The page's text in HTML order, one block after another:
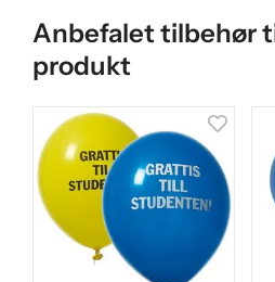
Anbefalet tilbehør
produkt